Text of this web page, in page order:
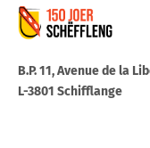
B.P. 11, Avenue de la
L-3801 Schifflange